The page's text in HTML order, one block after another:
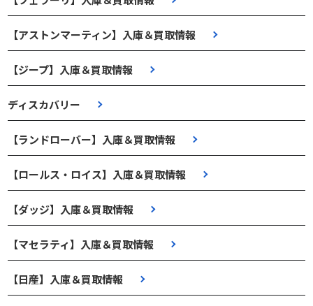
【アストンマーティン】入庫＆買取情報
【ジープ】入庫＆買取情報
ディスカバリー
【ランドローバー】入庫＆買取情報
【ロールス・ロイス】入庫＆買取情報
【ダッジ】入庫＆買取情報
【マセラティ】入庫＆買取情報
【日産】入庫＆買取情報